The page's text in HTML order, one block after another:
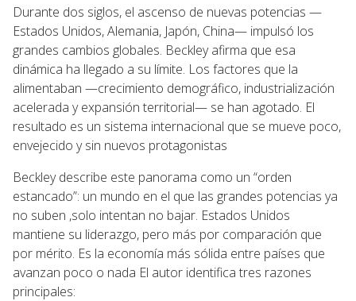
Durante dos siglos, el ascenso de nuevas potencias —
Estados Unidos, Alemania, Japón, China— impulsó los
grandes cambios globales. Beckley afirma que esa
dinámica ha llegado a su límite. Los factores que la
alimentaban —crecimiento demográfico, industrialización
acelerada y expansión territorial— se han agotado. El
resultado es un sistema internacional que se mueve poco,
envejecido y sin nuevos protagonistas
Beckley describe este panorama como un “orden
estancado”: un mundo en el que las grandes potencias ya
no suben ,solo intentan no bajar. Estados Unidos
mantiene su liderazgo, pero más por comparación que
por mérito. Es la economía más sólida entre países que
avanzan poco o nada El autor identifica tres razones
principales: